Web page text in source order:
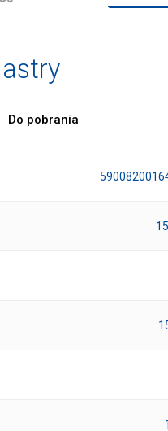
Do pobrania